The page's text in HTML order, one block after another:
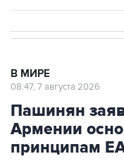
В МИРЕ
08:47, 7 августа 2026
Пашинян
Армении
принципам